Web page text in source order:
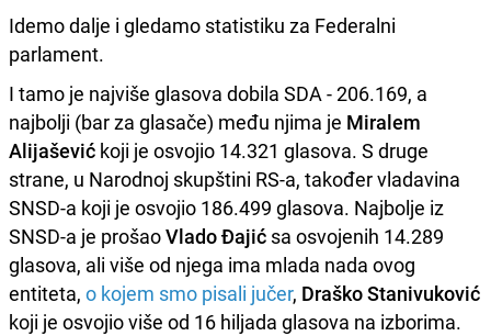
Idemo dalje i gledamo statistiku za Federalni
parlament.
I tamo je najviše glasova dobila SDA - 206.169, a
najbolji (bar za glasače) među njima je Miralem
Alijašević koji je osvojio 14.321 glasova. S druge
strane, u Narodnoj skupštini RS-a, također vladavina
SNSD-a koji je osvojio 186.499 glasova. Najbolje iz
SNSD-a je prošaoVlado Đajić sa osvojenih 14.289
glasova, ali više od njega ima mlada nada ovog
entiteta, o kojem smo pisali jučer, Draško Stanivuković
koji je osvojio više od 16 hiljada glasova na izborima.